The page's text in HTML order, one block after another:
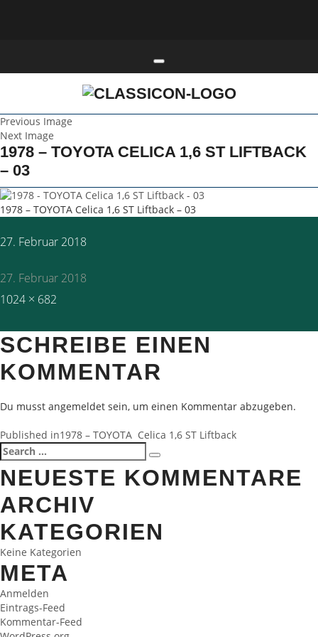
Toggle navigation
Previous Image
Next Image
1978 – TOYOTA CELICA 1,6 ST LIFTBACK
– 03
1978 – TOYOTA Celica 1,6 ST Liftback – 03
Posted
27. Februar 2018
27. Februar 2018
Full
1024 × 682
SCHREIBE EINEN
KOMMENTAR
Du musst angemeldet sein, um einen Kommentar abzugeben.
BEITRAGSNAVIGATION
Published in1978 – TOYOTA Celica 1,6 ST Liftback
Search
for:
Search
NEUESTE KOMMENTARE
ARCHIV
KATEGORIEN
Keine Kategorien
META
Anmelden
Eintrags-Feed
Kommentar-Feed